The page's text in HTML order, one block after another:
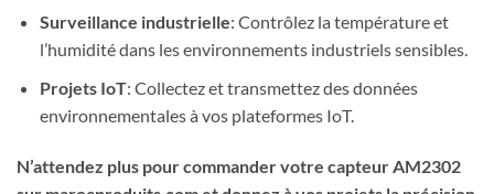
Surveillance industrielle: Contrôlez la température et
l’humidité dans les environnements industriels sensibles.
Projets IoT: Collectez et transmettez des données
environnementales à vos plateformes IoT.
N’attendez plus pour commander votre capteur AM2302